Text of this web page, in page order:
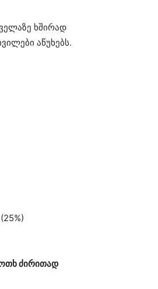
ხშირად
აწუხებს.
ოთხ ძირითად